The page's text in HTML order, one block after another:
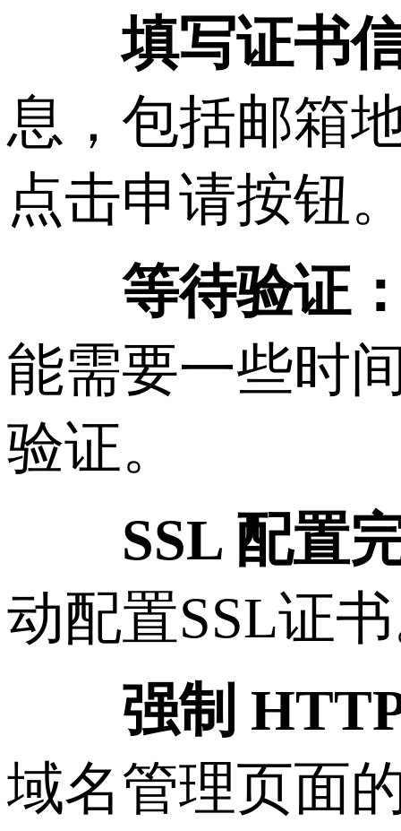
填写证书
息，包括邮箱
点击申请按钮
等待验证
能需要一些时
验证。
SSL 配置
动配置SSL证
强制
域名管理页面